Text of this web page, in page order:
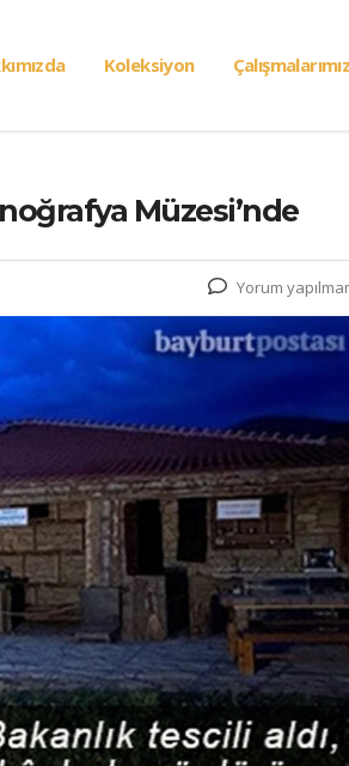
Koleksiyon Çalışmalarımız
Müzesi’nde
Yorum